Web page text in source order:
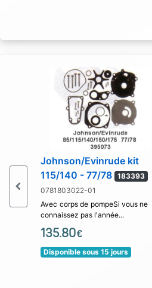
Johnson/Evinrude kit
115/140 - 77/78 183393
0781803022-01
Avec corps de pompeSi vous ne
connaissez pas l'année...
135.80€
Disponible sous 15 jours